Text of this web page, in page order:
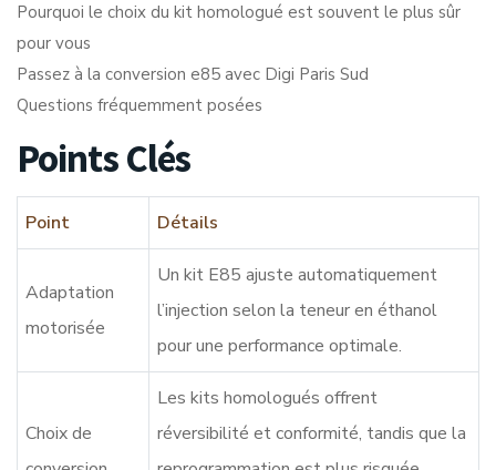
Pourquoi le choix du kit homologué est souvent le plus sûr
pour vous
Passez à la conversion e85 avec Digi Paris Sud
Questions fréquemment posées
Points Clés
Point Détails
Adaptation
motorisée
Un kit E85 ajuste automatiquement
l’injection selon la teneur en éthanol
pour une performance optimale.
Choix de
Les kits homologués offrent
réversibilité et conformité, tandis que la